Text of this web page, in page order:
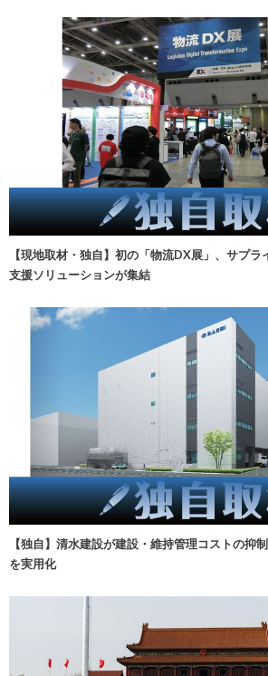
【現地取材・独自】初の「物流DX展」、サプ
支援ソリューションが集結
【独自】清水建設が建設・維持管理コストの抑
を実用化